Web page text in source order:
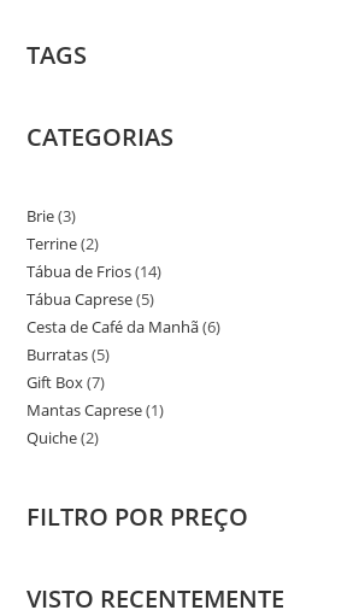
TAGS
CATEGORIAS
Brie 33
produtos
Terrine 22
produtos
Tábua de Frios 1414
Tábua Caprese 55
produtos
Cesta de Café da Manhã 66
Burratas 55
produtos
Gift Box 77
produtos
Mantas Caprese 11
Quiche 22
FILTRO POR PREÇO
VISTO RECENTEMENTE